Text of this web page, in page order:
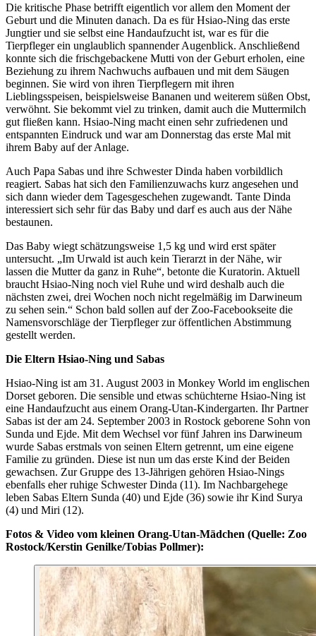
Die kritische Phase betrifft eigentlich vor allem den Moment der
Geburt und die Minuten danach. Da es für Hsiao-Ning das erste
Jungtier und sie selbst eine Handaufzucht ist, war es für die
Tierpfleger ein unglaublich spannender Augenblick. Anschließend
konnte sich die frischgebackene Mutti von der Geburt erholen, eine
Beziehung zu ihrem Nachwuchs aufbauen und mit dem Säugen
beginnen. Sie wird von ihren Tierpflegern mit ihren
Lieblingsspeisen, beispielsweise Bananen und weiterem süßen Obst,
verwöhnt. Sie bekommt viel zu trinken, damit auch die Muttermilch
gut fließen kann. Hsiao-Ning macht einen sehr zufriedenen und
entspannten Eindruck und war am Donnerstag das erste Mal mit
ihrem Baby auf der Anlage.
Auch Papa Sabas und ihre Schwester Dinda haben vorbildlich
reagiert. Sabas hat sich den Familienzuwachs kurz angesehen und
sich dann wieder dem Tagesgeschehen zugewandt. Tante Dinda
interessiert sich sehr für das Baby und darf es auch aus der Nähe
bestaunen.
Das Baby wiegt schätzungsweise 1,5 kg und wird erst später
untersucht. „Im Urwald ist auch kein Tierarzt in der Nähe, wir
lassen die Mutter da ganz in Ruhe“, betonte die Kuratorin. Aktuell
braucht Hsiao-Ning noch viel Ruhe und wird deshalb auch die
nächsten zwei, drei Wochen noch nicht regelmäßig im Darwineum
zu sehen sein.“ Schon bald sollen auf der Zoo-Facebookseite die
Namensvorschläge der Tierpfleger zur öffentlichen Abstimmung
gestellt werden.
Die Eltern Hsiao-Ning und Sabas
Hsiao-Ning ist am 31. August 2003 in Monkey World im englischen
Dorset geboren. Die sensible und etwas schüchterne Hsiao-Ning ist
eine Handaufzucht aus einem Orang-Utan-Kindergarten. Ihr Partner
Sabas ist der am 24. September 2003 in Rostock geborene Sohn von
Sunda und Ejde. Mit dem Wechsel vor fünf Jahren ins Darwineum
wurde Sabas erstmals von seinen Eltern getrennt, um eine eigene
Familie zu gründen. Diese ist nun um das erste Kind der Beiden
gewachsen. Zur Gruppe des 13-Jährigen gehören Hsiao-Nings
ebenfalls eher ruhige Schwester Dinda (11). Im Nachbargehege
leben Sabas Eltern Sunda (40) und Ejde (36) sowie ihr Kind Surya
(4) und Miri (12).
Fotos & Video vom kleinen Orang-Utan-Mädchen (Quelle: Zoo
Rostock/Kerstin Genilke/Tobias Pollmer):